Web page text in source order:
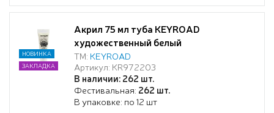
Акрил 75 мл туба KEYROAD
художественный белый
ТМ: KEYROAD
Артикул: KR972203
В наличии: 262 шт.
Фестивальная: 262 шт.
В упаковке: по 12 шт
НОВИНКА
ЗАКЛАДКА